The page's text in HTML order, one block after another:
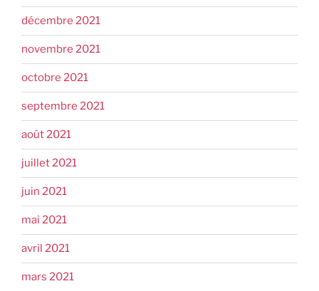
décembre 2021
novembre 2021
octobre 2021
septembre 2021
août 2021
juillet 2021
juin 2021
mai 2021
avril 2021
mars 2021